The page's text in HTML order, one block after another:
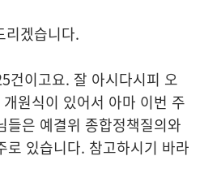
리겠습니다.
건이고요. 잘 아시다시피 오
원식이 있어서 아마 이번 주
들은 예결위 종합정책질의와
로 있습니다. 참고하시기 바라